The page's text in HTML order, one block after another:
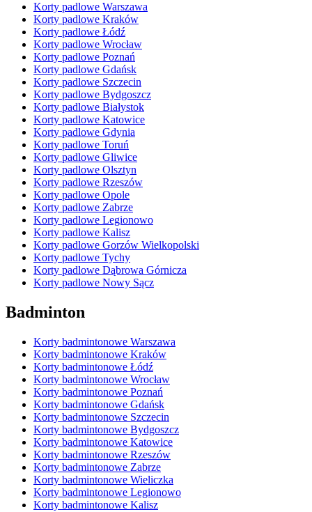
Korty padlowe Warszawa
Korty padlowe Kraków
Korty padlowe Łódź
Korty padlowe Wrocław
Korty padlowe Poznań
Korty padlowe Gdańsk
Korty padlowe Szczecin
Korty padlowe Bydgoszcz
Korty padlowe Białystok
Korty padlowe Katowice
Korty padlowe Gdynia
Korty padlowe Toruń
Korty padlowe Gliwice
Korty padlowe Olsztyn
Korty padlowe Rzeszów
Korty padlowe Opole
Korty padlowe Zabrze
Korty padlowe Legionowo
Korty padlowe Kalisz
Korty padlowe Gorzów Wielkopolski
Korty padlowe Tychy
Korty padlowe Dąbrowa Górnicza
Korty padlowe Nowy Sącz
Badminton
Korty badmintonowe Warszawa
Korty badmintonowe Kraków
Korty badmintonowe Łódź
Korty badmintonowe Wrocław
Korty badmintonowe Poznań
Korty badmintonowe Gdańsk
Korty badmintonowe Szczecin
Korty badmintonowe Bydgoszcz
Korty badmintonowe Katowice
Korty badmintonowe Rzeszów
Korty badmintonowe Zabrze
Korty badmintonowe Wieliczka
Korty badmintonowe Legionowo
Korty badmintonowe Kalisz